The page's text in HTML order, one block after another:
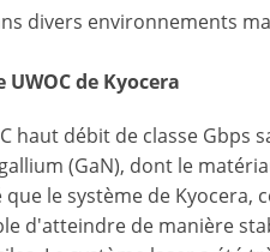
divers environnements
de Kyocera
haut débit de classe Gbps
(GaN), dont le
le système de
d'atteindre de manière